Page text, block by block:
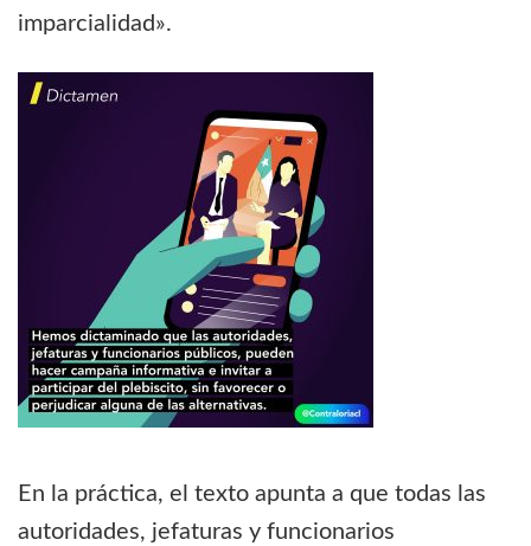
imparcialidad».
En la práctica, el texto apunta a que todas las
autoridades, jefaturas y funcionarios